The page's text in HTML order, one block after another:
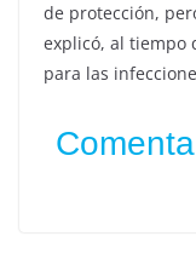
de protección,
explicó, al tiempo
para las